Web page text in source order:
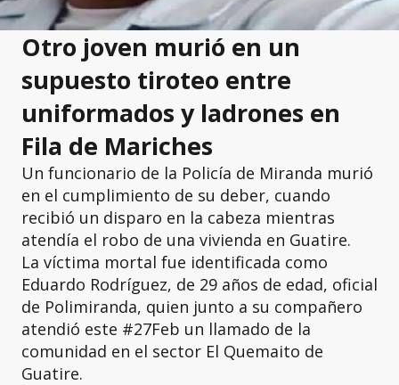
Otro joven murió en un
supuesto tiroteo entre
uniformados y ladrones en
Fila de Mariches
Un funcionario de la Policía de Miranda murió
en el cumplimiento de su deber, cuando
recibió un disparo en la cabeza mientras
atendía el robo de una vivienda en Guatire.
La víctima mortal fue identificada como
Eduardo Rodríguez, de 29 años de edad, oficial
de Polimiranda, quien junto a su compañero
atendió este #27Feb un llamado de la
comunidad en el sector El Quemaito de
Guatire.